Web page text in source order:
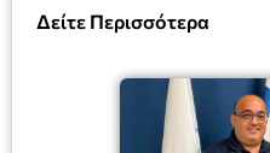
Δείτε Περισσότερα